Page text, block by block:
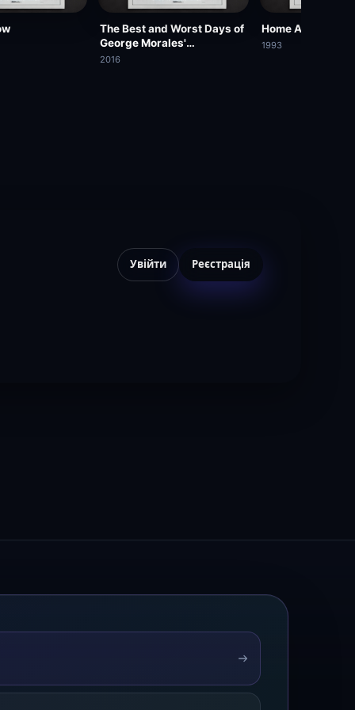
The Best and Worst Days of
George Morales'
Unnaturally Long Life
2016
Home Away from
1993
Увійти Реєстрація